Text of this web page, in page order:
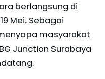
berlangsung di
Mei. Sebagai
masyarakat
Junction Surabaya